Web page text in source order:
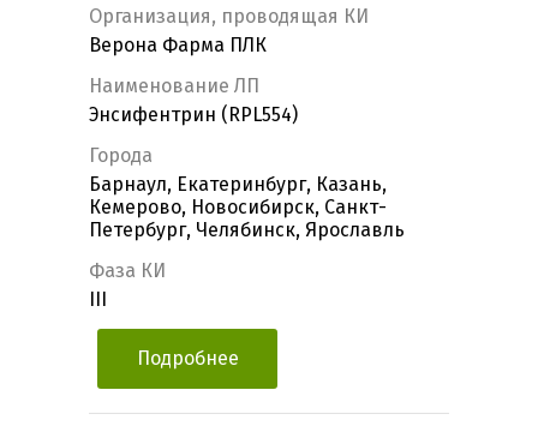
Организация, проводящая КИ
Верона Фарма ПЛК
Наименование ЛП
Энсифентрин (RPL554)
Города
Барнаул, Екатеринбург, Казань,
Кемерово, Новосибирск, Санкт-
Петербург, Челябинск, Ярославль
Фаза КИ
Подробнее